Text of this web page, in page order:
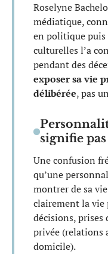
Roselyne
médiatique,
en politique
culturelles l’a
pendant des
exposer sa vie
délibérée, pas
signifie
Une confusion
qu’une
montrer de sa
clairement la
décisions, prises
privée (relations
domicile).